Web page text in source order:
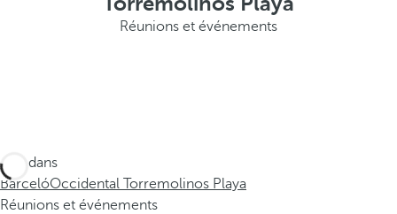
Réunions et événements
Ces dans
BarcelóOccidental Torremolinos Playa
Réunions et événements